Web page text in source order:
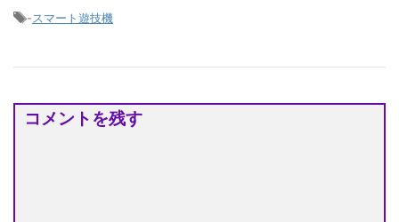
-スマート遊技機
コメントを残す